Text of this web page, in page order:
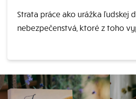
Strata práce ako urážka ľudskej
nebezpečenstvá, ktoré z toho